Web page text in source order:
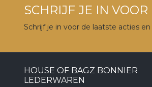
SCHRIJF JE IN
Schrijf je in voor de laatste acties
HOUSE OF BAGZ BONNIER
LEDERWAREN